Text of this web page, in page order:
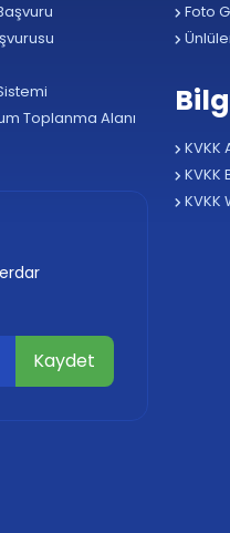
Toplanma Alanı
Foto
KVKK
KVKK